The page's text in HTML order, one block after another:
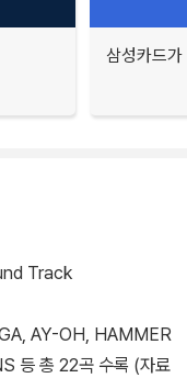
삼성카드
Track
AY-OH, HAMMER
등 총 22곡 수록 (자료